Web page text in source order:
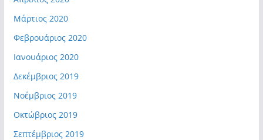
Μάρτιος 2020
Φεβρουάριος 2020
Ιανουάριος 2020
Δεκέμβριος 2019
Νοέμβριος 2019
Οκτώβριος 2019
Σεπτέμβριος 2019